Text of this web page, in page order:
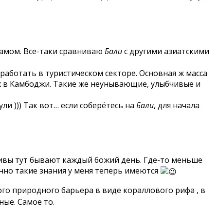
Все-таки сравниваю Балис другими азиатскими
в туристическом секторе. Основная ж масса
Камбоджи. Такие же неунывающие, улыбчивые и
))) Так вот… если соберётесь на Бали, для начала
тут бывают каждый божий день. Где-то меньше
такие знания у меня теперь имеются
природного барьера в виде кораллового рифа , в
Самое то.